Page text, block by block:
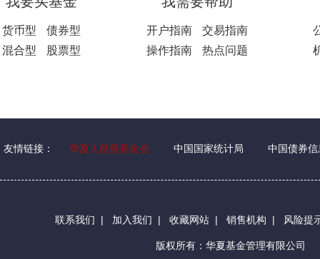
货币型
债券型
混合型
股票型
开户指南
交易指南
操作指南
热点问题
友情链接： 华夏人慈善基金会 中国国家统计局 中国债券信
联系我们 | 加入我们 | 收藏网站 | 销售机构 | 风险提
版权所有：华夏基金管理有限公司